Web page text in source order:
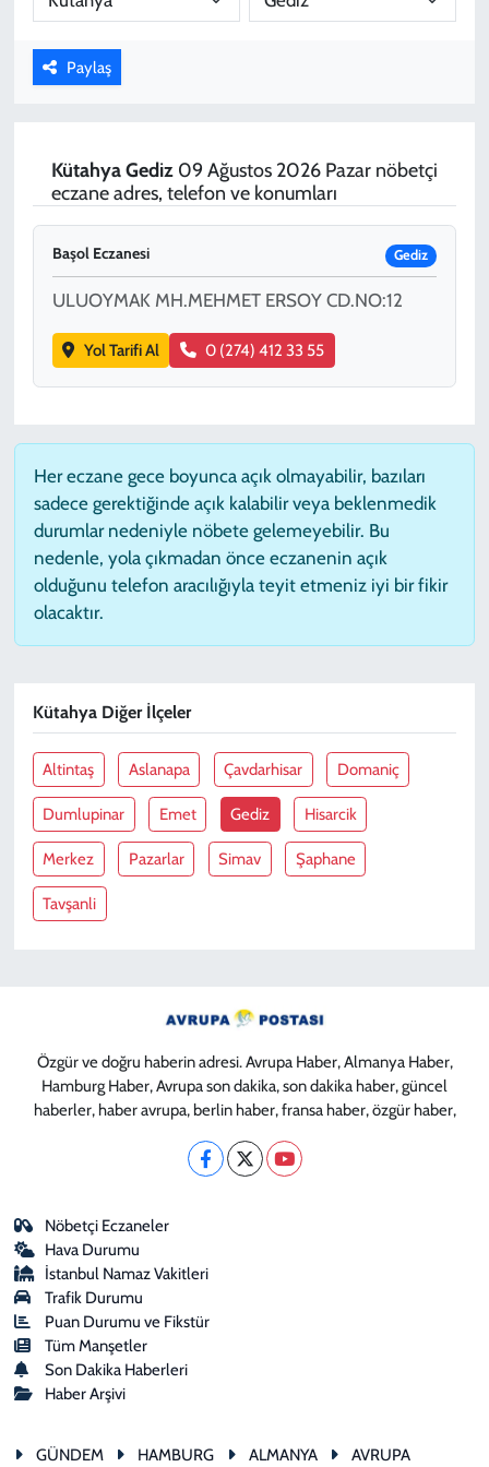
Paylaş
KütahyaGediz09 Ağustos 2026 Pazar nöbetçi
eczane adres, telefon ve konumları
Başol Eczanesi Gediz
ULUOYMAK MH.MEHMET ERSOY CD.NO:12
Yol Tarifi Al 0 (274) 412 33 55
Her eczane gece boyunca açık olmayabilir, bazıları
sadece gerektiğinde açık kalabilir veya beklenmedik
durumlar nedeniyle nöbete gelemeyebilir. Bu
nedenle, yola çıkmadan önce eczanenin açık
olduğunu telefon aracılığıyla teyit etmeniz iyi bir fikir
olacaktır.
Kütahya Diğer İlçeler
Altintaş Aslanapa Çavdarhisar Domaniç
Dumlupinar Emet Gediz Hisarcik
Merkez Pazarlar Simav Şaphane
Tavşanli
Özgür ve doğru haberin adresi. Avrupa Haber, Almanya Haber,
Hamburg Haber, Avrupa son dakika, son dakika haber, güncel
haberler, haber avrupa, berlin haber, fransa haber, özgür haber,
Nöbetçi Eczaneler
Hava Durumu
İstanbul Namaz Vakitleri
Trafik Durumu
Puan Durumu ve Fikstür
Tüm Manşetler
Son Dakika Haberleri
Haber Arşivi
GÜNDEM HAMBURG ALMANYA AVRUPA